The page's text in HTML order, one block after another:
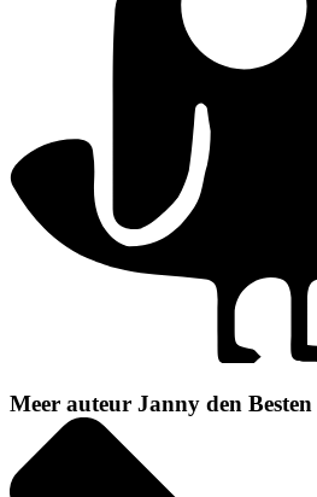
Meer auteur Janny den Besten